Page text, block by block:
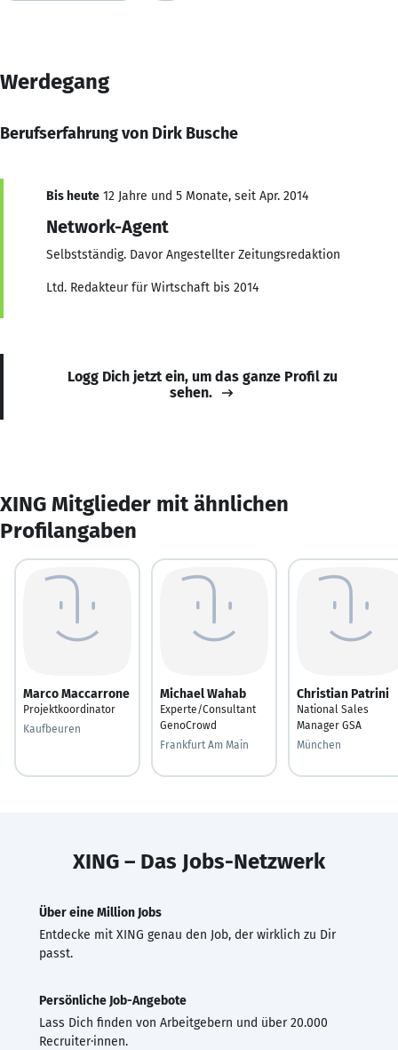
Werdegang
Berufserfahrung von Dirk Busche
Bis heute 12 Jahre und 5 Monate, seit Apr. 2014
Network-Agent
Selbstständig. Davor Angestellter Zeitungsredaktion
Ltd. Redakteur für Wirtschaft bis 2014
Logg Dich jetzt ein, um das ganze Profil zu
sehen.
XING Mitglieder mit ähnlichen
Profilangaben
Marco Maccarrone
Projektkoordinator
Kaufbeuren
Michael Wahab
Experte/Consultant
GenoCrowd
Frankfurt Am Main
Christian Patrini
National Sales
Manager GSA
München
XING – Das Jobs-Netzwerk
Über eine Million Jobs
Entdecke mit XING genau den Job, der wirklich zu Dir
passt.
Persönliche Job-Angebote
Lass Dich finden von Arbeitgebern und über 20.000
Recruiter·innen.